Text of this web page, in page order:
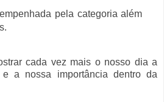
pela categoria além
cada vez mais o nosso dia a
a nossa importância dentro da